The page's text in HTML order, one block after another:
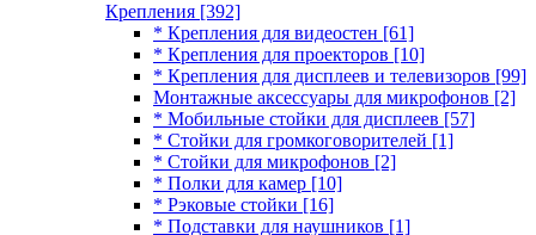
Крепления [392]
* Крепления для видеостен [61]
* Крепления для проекторов [10]
* Крепления для дисплеев и телевизоров [99]
Монтажные аксессуары для микрофонов [2]
* Мобильные стойки для дисплеев [57]
* Стойки для громкоговорителей [1]
* Стойки для микрофонов [2]
* Полки для камер [10]
* Рэковые стойки [16]
* Подставки для наушников [1]